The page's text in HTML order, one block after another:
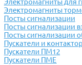
Электромагниты
Посты сигнализации
Посты сигнализации
Посты
Пускатели и
Пускатели ПМ12
Пускатели ПМЕ